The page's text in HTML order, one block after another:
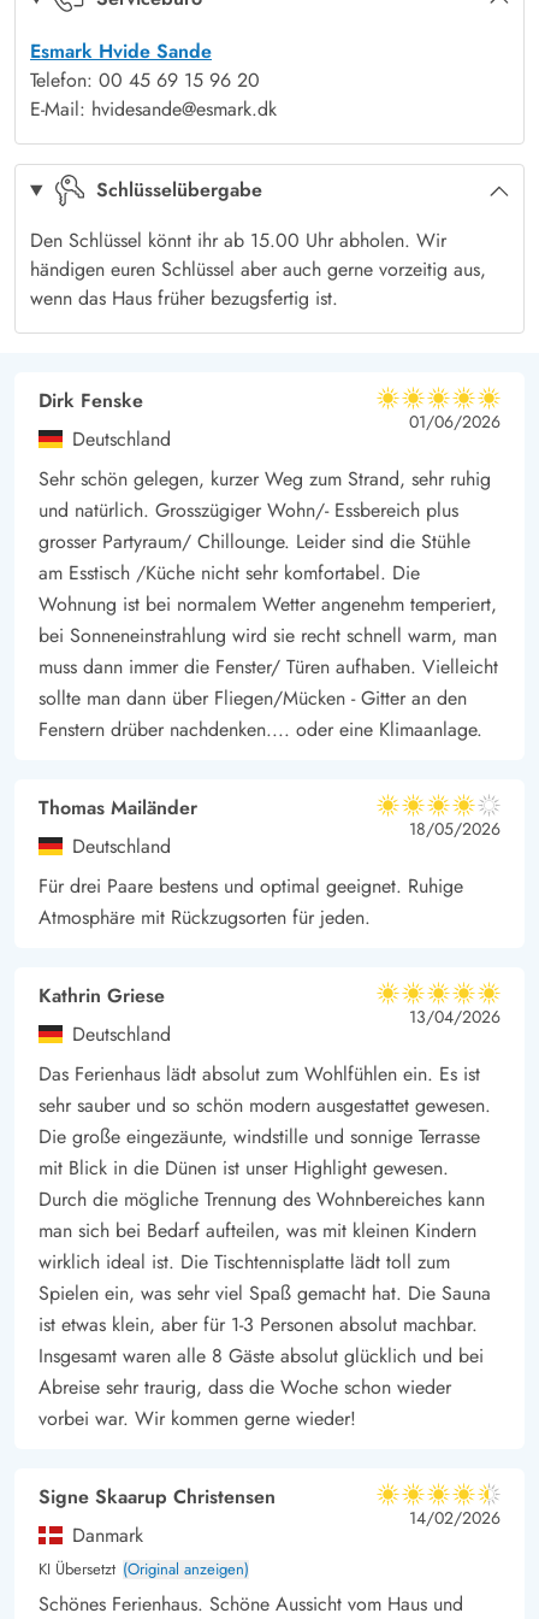
Holmland Klit zwischen der dänischen Westküste und dem
Ringköbing Fjord, der für sein zahlreiches Wassersportangebot
Auch eine Tour nach Hvide Sande ist möglich, wo ihr sowohl
Einkaufen oder Cafeés und Restaurants besuchen könnt.
Die Lademöglichkeit für das Elektroauto ist eine Ladestation
mit Typ 2 Stecker.
Esmark Hvide Sande
Telefon: 00 45 69 15 96 20
E-Mail: hvidesande@esmark.dk
Schlüsselübergabe
Den Schlüssel könnt ihr ab 15.00 Uhr abholen. Wir
händigen euren Schlüssel aber auch gerne vorzeitig aus,
wenn das Haus früher bezugsfertig ist.
Dirk Fenske
Deutschland
5 von 5
5 von 5
5 out of 5
01/06/2026
Sehr schön gelegen, kurzer Weg zum Strand, sehr ruhig
und natürlich. Grosszügiger Wohn/- Essbereich plus
grosser Partyraum/ Chillounge. Leider sind die Stühle
am Esstisch /Küche nicht sehr komfortabel. Die
Wohnung ist bei normalem Wetter angenehm temperiert,
bei Sonneneinstrahlung wird sie recht schnell warm, man
muss dann immer die Fenster/ Türen aufhaben. Vielleicht
sollte man dann über Fliegen/Mücken - Gitter an den
Fenstern drüber nachdenken.... oder eine Klimaanlage.
Thomas Mailänder
Deutschland
4 von 5
4 von 5
4 out of 5
18/05/2026
Für drei Paare bestens und optimal geeignet. Ruhige
Atmosphäre mit Rückzugsorten für jeden.
Kathrin Griese
Deutschland
5 von 5
5 von 5
5 out of 5
13/04/2026
Das Ferienhaus lädt absolut zum Wohlfühlen ein. Es ist
sehr sauber und so schön modern ausgestattet gewesen.
Die große eingezäunte, windstille und sonnige Terrasse
mit Blick in die Dünen ist unser Highlight gewesen.
Durch die mögliche Trennung des Wohnbereiches kann
man sich bei Bedarf aufteilen, was mit kleinen Kindern
wirklich ideal ist. Die Tischtennisplatte lädt toll zum
Spielen ein, was sehr viel Spaß gemacht hat. Die Sauna
ist etwas klein, aber für 1-3 Personen absolut machbar.
Insgesamt waren alle 8 Gäste absolut glücklich und bei
Abreise sehr traurig, dass die Woche schon wieder
vorbei war. Wir kommen gerne wieder!
Signe Skaarup Christensen
Danmark
KI Übersetzt (Original anzeigen)
4.5 von 5
4.5 von 5
4.5 out of 5
14/02/2026
Schönes Ferienhaus. Schöne Aussicht vom Haus und